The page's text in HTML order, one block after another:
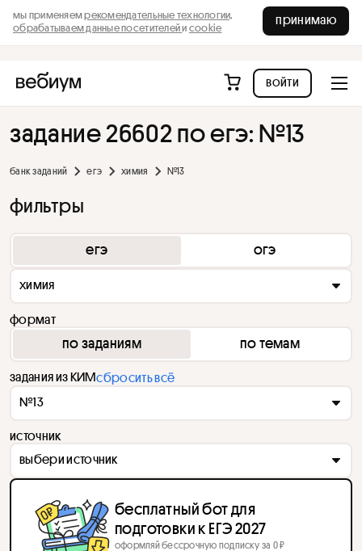
мы применяемрекомендательные технологии,
обрабатываем данные посетителейи cookie
принимаю
войти
задание 26602 по егэ: №13
банк заданий егэ химия №13
фильтры
егэ огэ
химия
формат
по заданиям по темам
задания из КИМсбросить всё
№13
источник
выбери источник
бесплатный бот для
подготовки к ЕГЭ 2027
оформляй бессрочную подписку за 0 ₽